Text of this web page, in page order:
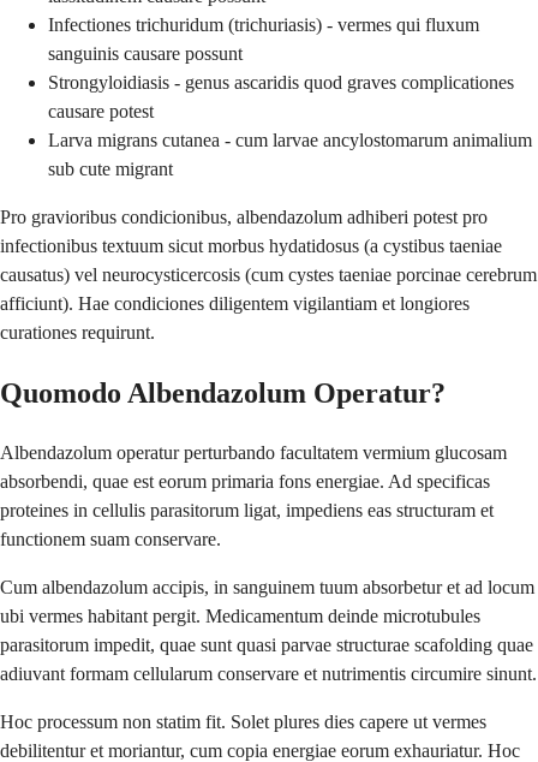
Infectiones trichuridum (trichuriasis) - vermes qui fluxum
sanguinis causare possunt
Strongyloidiasis - genus ascaridis quod graves complicationes
causare potest
Larva migrans cutanea - cum larvae ancylostomarum animalium
sub cute migrant
Pro gravioribus condicionibus, albendazolum adhiberi potest pro
infectionibus textuum sicut morbus hydatidosus (a cystibus taeniae
causatus) vel neurocysticercosis (cum cystes taeniae porcinae cerebrum
afficiunt). Hae condiciones diligentem vigilantiam et longiores
curationes requirunt.
Quomodo Albendazolum Operatur?
Albendazolum operatur perturbando facultatem vermium glucosam
absorbendi, quae est eorum primaria fons energiae. Ad specificas
proteines in cellulis parasitorum ligat, impediens eas structuram et
functionem suam conservare.
Cum albendazolum accipis, in sanguinem tuum absorbetur et ad locum
ubi vermes habitant pergit. Medicamentum deinde microtubules
parasitorum impedit, quae sunt quasi parvae structurae scafolding quae
adiuvant formam cellularum conservare et nutrimentis circumire sinunt.
Hoc processum non statim fit. Solet plures dies capere ut vermes
debilitentur et moriantur, cum copia energiae eorum exhauriatur. Hoc